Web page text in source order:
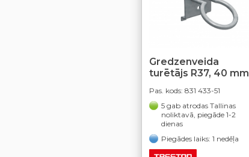
Gredzenveida
turētājs R37, 40 mm
Pas. kods: 831 433-51
5 gab atrodas Tallinas
noliktavā, piegāde 1-2
dienas
Piegādes laiks: 1 nedēļa